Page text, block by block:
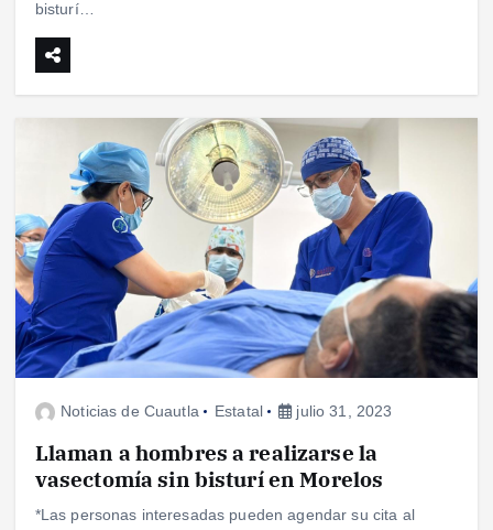
bisturí…
Noticias de Cuautla Estatal julio 31, 2023
Llaman a hombres a realizarse la
vasectomía sin bisturí en Morelos
*Las personas interesadas pueden agendar su cita al